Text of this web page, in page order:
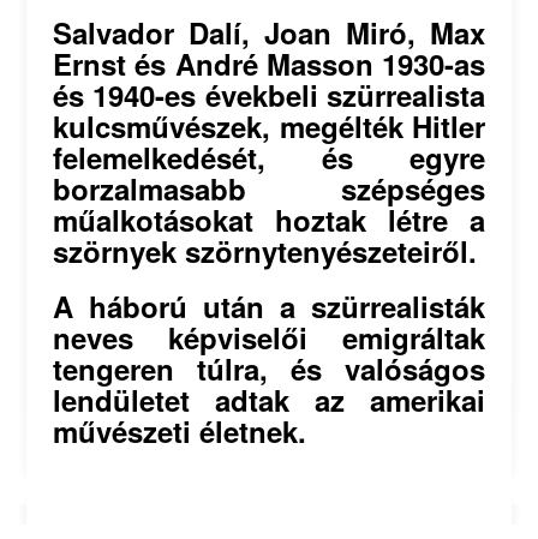
Salvador Dalí, Joan Miró, Max
Ernst és André Masson 1930-as
és 1940-es évekbeli szürrealista
kulcsművészek, megélték Hitler
felemelkedését, és egyre
borzalmasabb szépséges
műalkotásokat hoztak létre a
szörnyek szörnytenyészeteiről.
A háború után a szürrealisták
neves képviselői emigráltak
tengeren túlra, és valóságos
lendületet adtak az amerikai
művészeti életnek.